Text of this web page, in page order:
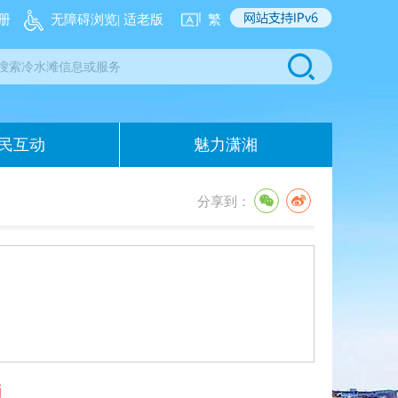
无障碍浏览| 适老版 繁
互动 魅力潇湘
分享到：